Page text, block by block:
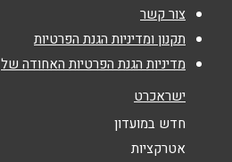
טלפון*
נושא*
צור קשר
תקנון ומדיניות הגנת הפרטיות
מדיניות הגנת הפרטיות האחודה של
ישראכרט
חדש במועדון
אטרקציות